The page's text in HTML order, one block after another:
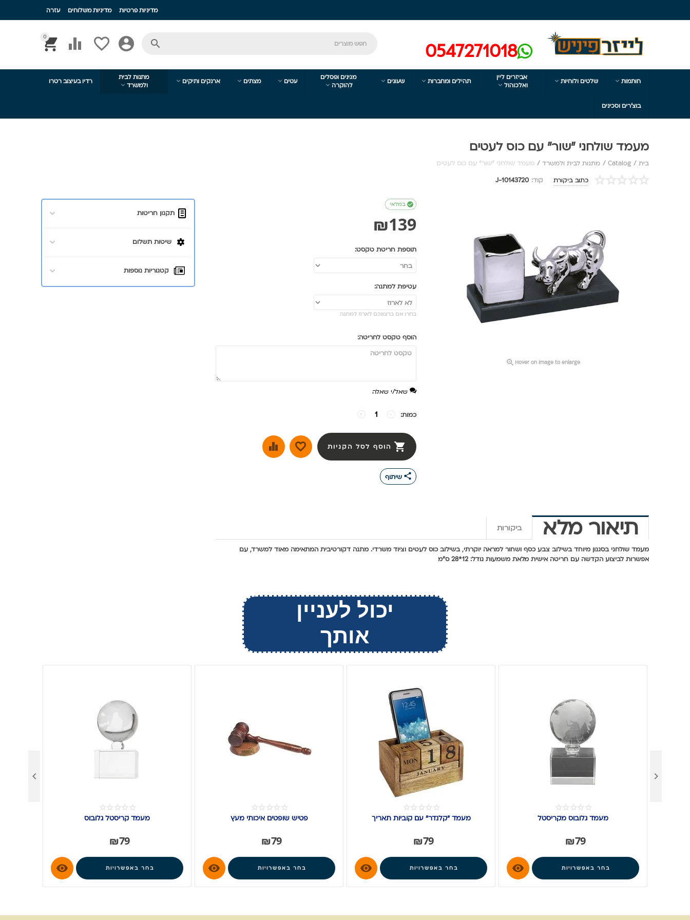
מדיניות פרטיות מדיניות משלוחים עזרה
0547271018
0
 
  
חותמות  שלטים ולוחיות 
אביזרים ליין
ואלכוהול  תהילים ומחברות  שעונים 
מגינים ופסלים
להוקרה  עטים  מצתים  ארנקים ותיקים 
מתנות לבית
ולמשרד  רדיו בעיצוב רטרו
בוצ'רים וסכינים
מעמד שולחני "שור" עם כוס לעטים
בית /
Catalog
/ מתנות לבית ולמשרד / מעמד שולחני "שור" עם כוס לעטים
כתוב ביקורת קוד: J-10143720
 Hover on image to enlarge
במלאי 
₪139
תוספת חריטת טקסט:
עטיפת למתנה:
בחרו אם ברצונכם לארוז למתנה
הוסף טקסט לחריטה:
שאל/י שאלה
כמות: + −
הוסף לסל הקניות
share שיתוף
תקנון חריטות
שיטות תשלום
קטגוריות נוספות
תיאור מלא ביקורות
מעמד שולחני בסגנון מיוחד בשילוב צבע כסף ושחור למראה יוקרתי, בשילוב כוס לעטים וציוד משרדי. מתנה דקורטיבית המתאימה מאוד למשרד, עם
אפשרות לביצוע הקדשה עם חריטה אישית מלאת משמעות גודל: 12*28 ס"מ
יכול לעניין
אותך
מעמד גלובוס מקריסטל
₪79
בחר באפשרויות 
מעמד "קלנדר" עם קוביות תאריך
₪79
בחר באפשרויות 
פטיש שופטים איכותי מעץ
₪79
בחר באפשרויות 
מעמד קריסטל גלובוס
₪79
בחר באפשרויות 
 